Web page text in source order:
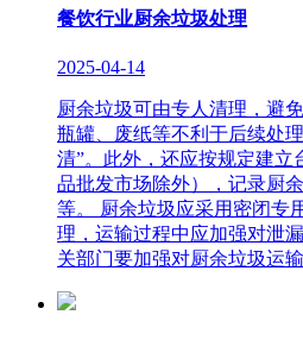
餐饮行业厨余垃圾处理
2025-04-14
厨余垃圾可由专人清理，避
瓶罐、废纸等不利于后续处
清”。此外，还应按规定建
品批发市场除外），记录厨
等。 厨余垃圾应采用密闭专
理，运输过程中应加强对泄
关部门要加强对厨余垃圾运